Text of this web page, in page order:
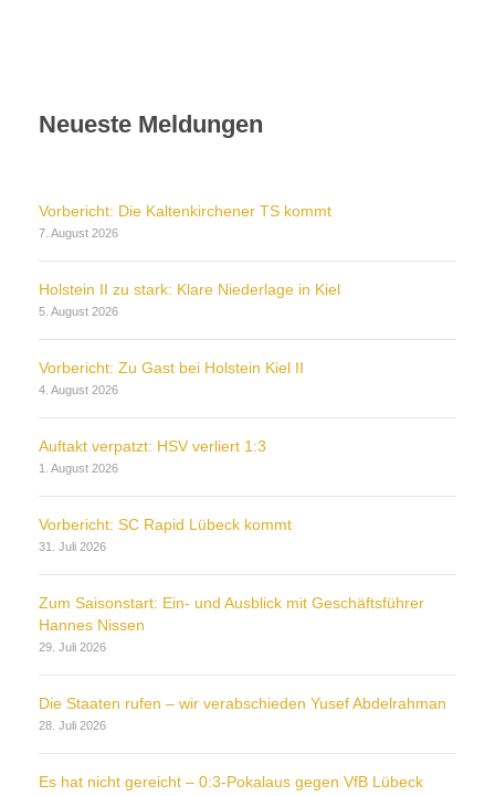
Neueste Meldungen
Vorbericht: Die Kaltenkirchener TS kommt
7. August 2026
Holstein II zu stark: Klare Niederlage in Kiel
5. August 2026
Vorbericht: Zu Gast bei Holstein Kiel II
4. August 2026
Auftakt verpatzt: HSV verliert 1:3
1. August 2026
Vorbericht: SC Rapid Lübeck kommt
31. Juli 2026
Zum Saisonstart: Ein- und Ausblick mit Geschäftsführer
Hannes Nissen
29. Juli 2026
Die Staaten rufen – wir verabschieden Yusef Abdelrahman
28. Juli 2026
Es hat nicht gereicht – 0:3-Pokalaus gegen VfB Lübeck